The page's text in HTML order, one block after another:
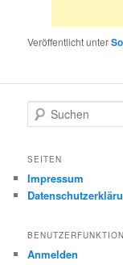
Veröffentlicht unter
u
h
n
SEITEN
Impressum
Anmelden